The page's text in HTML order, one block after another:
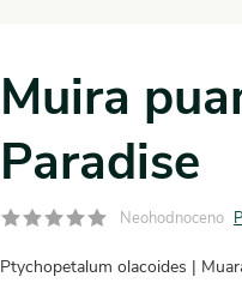
Muira
Paradise
Neohodnoceno
Ptychopetalum olacoides |